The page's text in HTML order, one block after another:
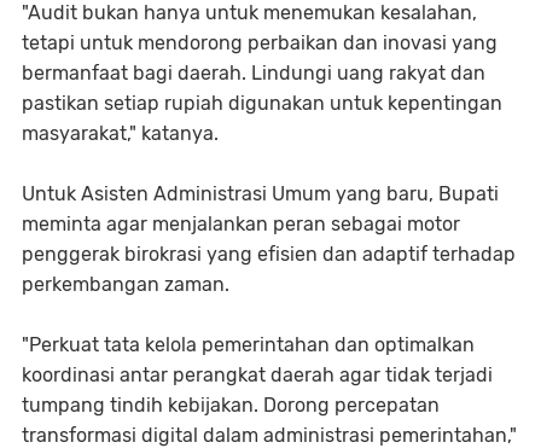
"Audit bukan hanya untuk menemukan kesalahan,
tetapi untuk mendorong perbaikan dan inovasi yang
bermanfaat bagi daerah. Lindungi uang rakyat dan
pastikan setiap rupiah digunakan untuk kepentingan
masyarakat," katanya.
Untuk Asisten Administrasi Umum yang baru, Bupati
meminta agar menjalankan peran sebagai motor
penggerak birokrasi yang efisien dan adaptif terhadap
perkembangan zaman.
"Perkuat tata kelola pemerintahan dan optimalkan
koordinasi antar perangkat daerah agar tidak terjadi
tumpang tindih kebijakan. Dorong percepatan
transformasi digital dalam administrasi pemerintahan,"